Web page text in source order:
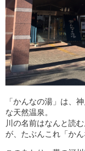
「かんなの湯」は、
な天然温泉。
川の名前はなんと読
が、たぶんこれ「か